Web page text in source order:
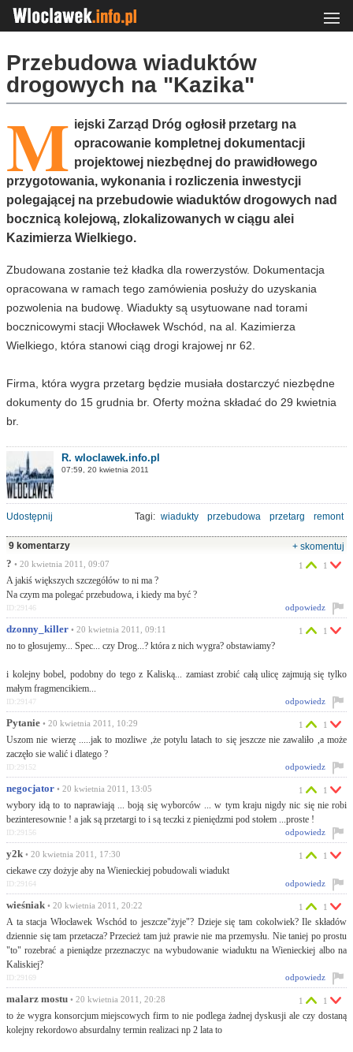
Przebudowa wiaduktów
drogowych na "Kazika"
M iejski Zarząd Dróg ogłosił przetarg na
opracowanie kompletnej dokumentacji
projektowej niezbędnej do prawidłowego
przygotowania, wykonania i rozliczenia inwestycji
polegającej na przebudowie wiaduktów drogowych nad
bocznicą kolejową, zlokalizowanych w ciągu alei
Kazimierza Wielkiego.
Zbudowana zostanie też kładka dla rowerzystów. Dokumentacja
opracowana w ramach tego zamówienia posłuży do uzyskania
pozwolenia na budowę. Wiadukty są usytuowane nad torami
bocznicowymi stacji Włocławek Wschód, na al. Kazimierza
Wielkiego, która stanowi ciąg drogi krajowej nr 62.
Firma, która wygra przetarg będzie musiała dostarczyć niezbędne
dokumenty do 15 grudnia br. Oferty można składać do 29 kwietnia
br.
R. wloclawek.info.pl
07:59, 20 kwietnia 2011
Udostępnij Tagi: wiadukty przebudowa przetarg remont
9 komentarzy
+ skomentuj
? • 20 kwietnia 2011, 09:07
A jakiś większych szczegółów to ni ma ?
Na czym ma polegać przebudowa, i kiedy ma być ?
1 1
odpowiedz
ID:29146
dzonny_killer • 20 kwietnia 2011, 09:11
no to głosujemy... Spec... czy Drog...? która z nich wygra? obstawiamy?
i kolejny bobel, podobny do tego z Kaliską... zamiast zrobić całą ulicę zajmują się tylko
małym fragmencikiem...
1 1
odpowiedz
ID:29147
Pytanie • 20 kwietnia 2011, 10:29
Uszom nie wierzę .....jak to mozliwe ,że potylu latach to się jeszcze nie zawaliło ,a może
zaczęło sie walić i dlatego ?
1 1
odpowiedz
ID:29152
negocjator • 20 kwietnia 2011, 13:05
wybory idą to to naprawiają ... boją się wyborców ... w tym kraju nigdy nic się nie robi
bezinteresownie ! a jak są przetargi to i są teczki z pieniędzmi pod stołem ...proste !
1 1
odpowiedz
ID:29156
y2k • 20 kwietnia 2011, 17:30
ciekawe czy dożyje aby na Wienieckiej pobudowali wiadukt
1 1
odpowiedz
ID:29164
wieśniak • 20 kwietnia 2011, 20:22
A ta stacja Włocławek Wschód to jeszcze"żyje"? Dzieje się tam cokolwiek? Ile składów
dziennie się tam przetacza? Przecież tam już prawie nie ma przemysłu. Nie taniej po prostu
"to" rozebrać a pieniądze przeznaczyc na wybudowanie wiaduktu na Wienieckiej albo na
Kaliskiej?
1 1
odpowiedz
ID:29169
malarz mostu • 20 kwietnia 2011, 20:28
to że wygra konsorcjum miejscowych firm to nie podlega żadnej dyskusji ale czy dostaną
kolejny rekordowo absurdalny termin realizaci np 2 lata to
1 1